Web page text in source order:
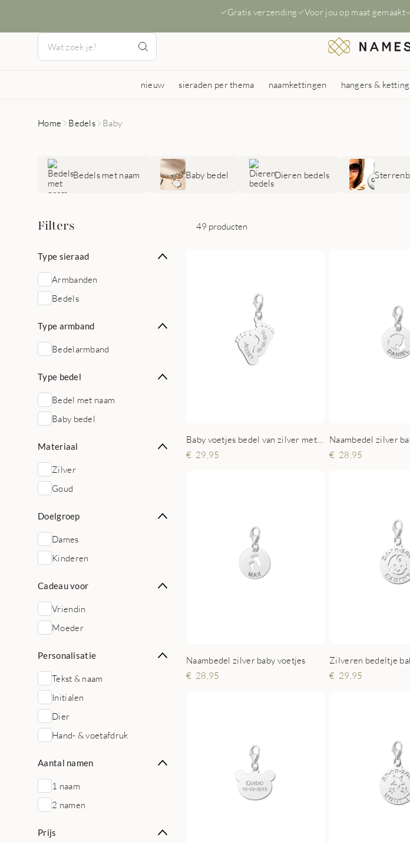
Gratis verzending Voor jou op maat gemaakt
nieuw sieraden per thema naamkettingen hangers &
Home Bedels Baby
Bedels met naam Baby bedel Dieren bedels
Filters 49 producten
Type sieraad
Armbanden
Bedels
Type armband
Bedelarmband
Type bedel
Bedel met naam
Baby bedel
Materiaal
Zilver
Goud
Doelgroep
Dames
Kinderen
Cadeau voor
Vriendin
Moeder
Personalisatie
Tekst & naam
Initialen
Dier
Hand- & voetafdruk
Aantal namen
1 naam
2 namen
Prijs
Baby voetjes bedel van zilver met naam en datum
29,95
28,95
Naambedel zilver baby voetjes
28,95
29,95